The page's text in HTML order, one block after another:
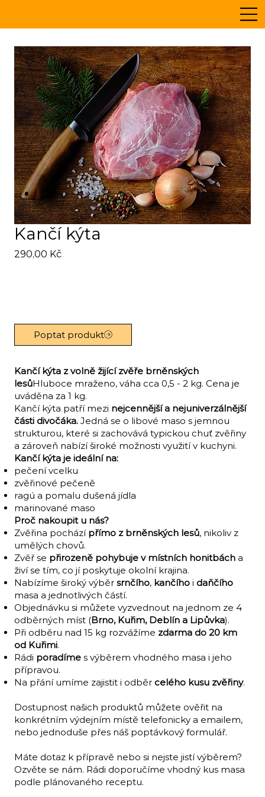
Kančí kýta
290,00 KčCena
Poptat produkt
Kančí kýta z volně žijící zvěře brněnských
lesůHluboce mraženo, váha cca 0,5 - 2 kg. Cena je
uváděna za 1 kg.
Kančí kýta patří mezi nejcennější a nejuniverzálnější
části divočáka. Jedná se o libové maso s jemnou
strukturou, které si zachovává typickou chuť zvěřiny
a zároveň nabízí široké možnosti využití v kuchyni.
Kančí kýta je ideální na:
pečení vcelku
zvěřinové pečeně
ragú a pomalu dušená jídla
marinované maso
Proč nakoupit u nás?
Zvěřina pochází přímo z brněnských lesů, nikoliv z
umělých chovů.
Zvěř se přirozeně pohybuje v místních honitbácha
živí se tím, co jí poskytuje okolní krajina.
Nabízíme široký výběr srnčího, kančího i daňčího
masa a jednotlivých částí.
Objednávku si můžete vyzvednout na jednom ze 4
odběrných míst (Brno, Kuřim, Deblín a Lipůvka).
Při odběru nad 15 kg rozvážíme zdarma do 20 km
od Kuřimi.
Rádi poradímes výběrem vhodného masa i jeho
přípravou.
Na přání umíme zajistit i odběr celého kusu zvěřiny.
Dostupnost našich produktů můžete ověřit na
konkrétním výdejním místě telefonicky a emailem,
nebo jednoduše přes náš poptávkový formulář.
Máte dotaz k přípravě nebo si nejste jistí výběrem?
Ozvěte se nám. Rádi doporučíme vhodný kus masa
podle plánovaného receptu.